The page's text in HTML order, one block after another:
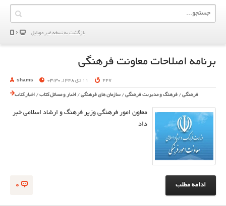
بازگشت به نسخه غير موبایل
برنامه اصلاحات معاونت فرهنگی
shams 11 دی 1348, 03:30 447
فرهنگی / فرهنگ و مدیریت فرهنگی / سازمان های فرهنگی / اخبار و مسائل کتاب / اخبار کتاب
معاون امور فرهنگی وزیر فرهنگ و ارشاد اسلامی خبر
داد
0 ادامه مطلب